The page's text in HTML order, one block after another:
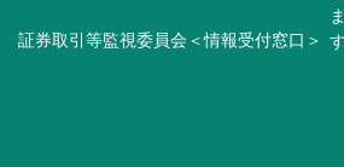
証券取引等監視委員会＜情報受付窓口＞